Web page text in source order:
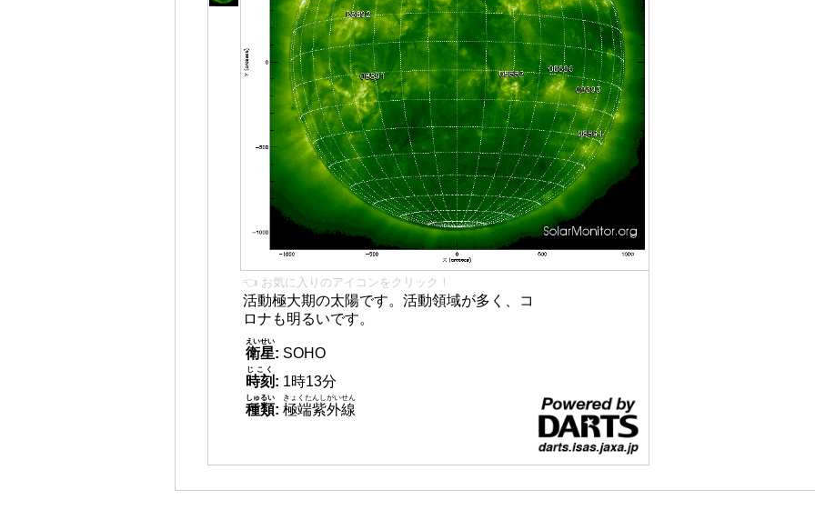
👈 お気に入りのアイコンをクリック！
活動極大期の太陽です。活動領域が多く、コ
ロナも明るいです。
衛星
えいせい
: SOHO
時刻
じこく
: 1時13分
種類
しゅるい
: 極端紫外線
きょくたんしがいせん